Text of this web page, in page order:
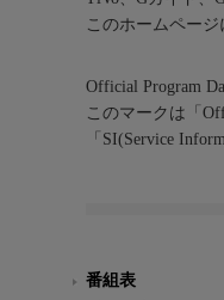
このホームペー
Official Program
このマークは「
「SI(Service
番組表